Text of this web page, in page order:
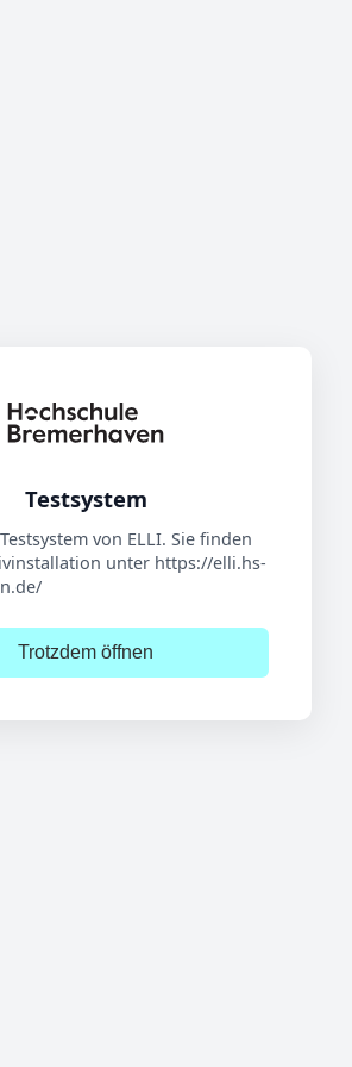
Testsystem
von ELLI. Sie finden
unter https://elli.hs-
Trotzdem öffnen